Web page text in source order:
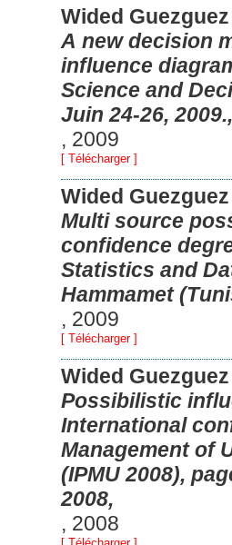
Wided
A new decision
influence
Science and
Juin 24-26, 2009.,
, 2009
[ Télécharger ]
Wided
Multi source
confidence
Statistics and
Hammamet
, 2009
[ Télécharger ]
Wided Guezguez
Possibilistic
International
Management of
(IPMU 2008),
2008,
, 2008